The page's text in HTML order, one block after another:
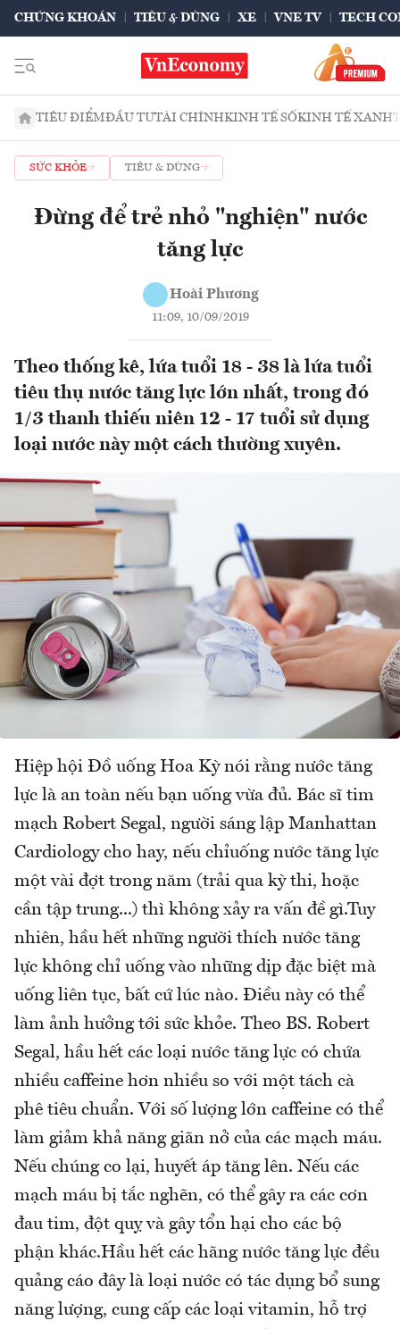
CHỨNG KHOÁN TIÊU & DÙNG XE VNE TV TECH
TIÊU ĐIỂMĐẦU TƯTÀI CHÍNHKINH TẾ SỐKINH TẾ XANH
SỨC KHỎE TIÊU & DÙNG
Đừng để trẻ nhỏ "nghiện" nước
tăng lực
Hoài Phương
11:09, 10/09/2019
Theo thống kê, lứa tuổi 18 - 38 là lứa tuổi
tiêu thụ nước tăng lực lớn nhất, trong đó
1/3 thanh thiếu niên 12 - 17 tuổi sử dụng
loại nước này một cách thường xuyên.
Hiệp hội Đồ uống Hoa Kỳ nói rằng nước tăng
lực là an toàn nếu bạn uống vừa đủ. Bác sĩ tim
mạch Robert Segal, người sáng lập Manhattan
Cardiology cho hay, nếu chỉuống nước tăng lực
một vài đợt trong năm (trải qua kỳ thi, hoặc
cần tập trung...) thì không xảy ra vấn đề gì.Tuy
nhiên, hầu hết những người thích nước tăng
lực không chỉ uống vào những dịp đặc biệt mà
uống liên tục, bất cứ lúc nào. Điều này có thể
làm ảnh hưởng tới sức khỏe. Theo BS. Robert
Segal, hầu hết các loại nước tăng lực có chứa
nhiều caffeine hơn nhiều so với một tách cà
phê tiêu chuẩn. Với số lượng lớn caffeine có thể
làm giảm khả năng giãn nở của các mạch máu.
Nếu chúng co lại, huyết áp tăng lên. Nếu các
mạch máu bị tắc nghẽn, có thể gây ra các cơn
đau tim, đột quỵ và gây tổn hại cho các bộ
phận khác.Hầu hết các hãng nước tăng lực đều
quảng cáo đây là loại nước có tác dụng bổ sung
năng lượng, cung cấp các loại vitamin, hỗ trợ